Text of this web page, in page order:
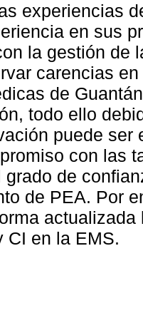
experiencias
en sus
la gestión de
carencias
de
todo ello
puede ser
con las
grado de
de PEA. Por
CI en la EMS.